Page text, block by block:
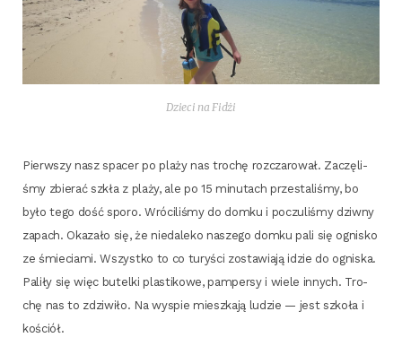
Dzie­ci na Fidżi
Pierw­szy nasz spa­cer po pla­ży nas tro­chę roz­cza­ro­wał. Zaczę­li­
śmy zbie­rać szkła z pla­ży, ale po 15 minu­tach prze­sta­li­śmy, bo
było tego dość spo­ro. Wró­ci­li­śmy do dom­ku i poczu­li­śmy dziw­ny
zapach. Oka­za­ło się, że nie­da­le­ko nasze­go dom­ku pali się ogni­sko
ze śmie­cia­mi. Wszyst­ko to co tury­ści zosta­wia­ją idzie do ogni­ska.
Pali­ły się więc butel­ki pla­sti­ko­we, pam­per­sy i wie­le innych. Tro­
chę nas to zdzi­wi­ło. Na wyspie miesz­ka­ją ludzie — jest szko­ła i
kościół.